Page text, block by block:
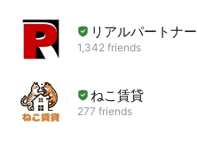
リアルパートナー
1,342 friends
ねこ賃貸
277 friends